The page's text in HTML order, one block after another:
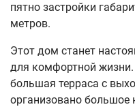
пятно застройки
метров.
Этот дом станет
для комфортной
большая терраса с
организовано большое